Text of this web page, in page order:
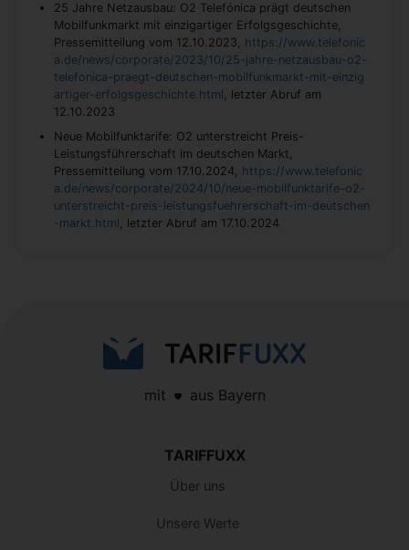
25 Jahre Netzausbau: O2 Telefónica prägt deutschen
Mobilfunkmarkt mit einzigartiger Erfolgsgeschichte,
Pressemitteilung vom 12.10.2023, https://www.telefonic
a.de/news/corporate/2023/10/25-jahre-netzausbau-o2-
telefonica-praegt-deutschen-mobilfunkmarkt-mit-einzig
artiger-erfolgsgeschichte.html , letzter Abruf am
12.10.2023
Neue Mobilfunktarife: O2 unterstreicht Preis-
Leistungsführerschaft im deutschen Markt,
Pressemitteilung vom 17.10.2024, https://www.telefonic
a.de/news/corporate/2024/10/neue-mobilfunktarife-o2-
unterstreicht-preis-leistungsfuehrerschaft-im-deutschen
-markt.html , letzter Abruf am 17.10.2024
mit aus Bayern
TARIFFUXX
Über uns
Unsere Werte